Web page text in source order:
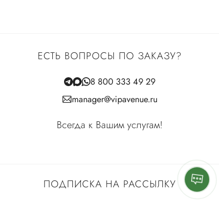
ПОДПИСКА НА РАССЫЛКУ
ЕСТЬ ВОПРОСЫ ПО ЗАКАЗУ?
8 800 333 49 29
manager@vipavenue.ru
Всегда к Вашим услугам!